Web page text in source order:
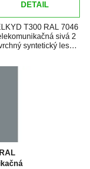
DETAIL
T300 RAL 7046
sivá 2
syntetický lesklý